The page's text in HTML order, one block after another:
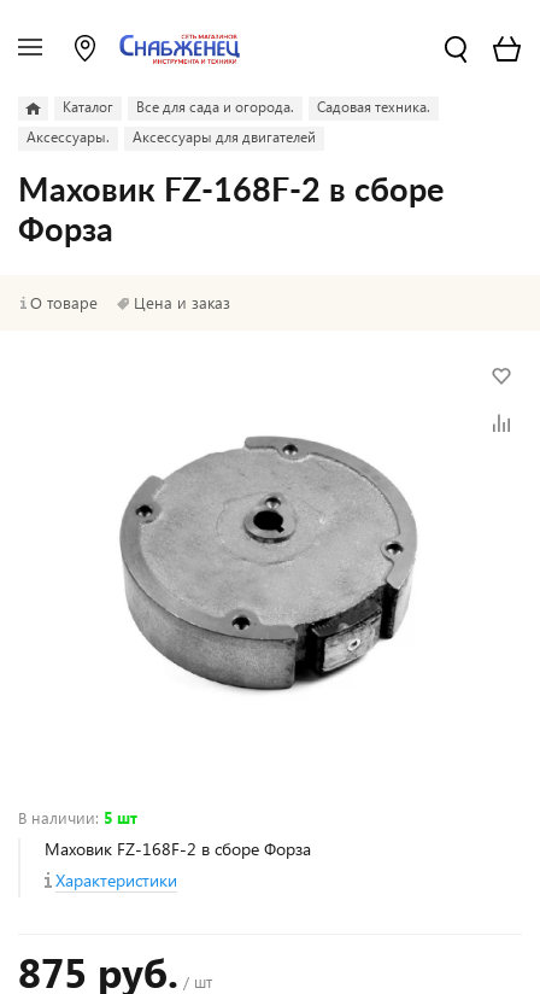
Каталог Все для сада и огорода.
Садовая техника.
Аксессуары.
Аксессуары для двигателей
Маховик FZ-168F-2 в сборе
Форза
О товаре Цена и заказ
В наличии: 5 шт
Маховик FZ-168F-2 в сборе Форза
Характеристики
875 руб. / шт